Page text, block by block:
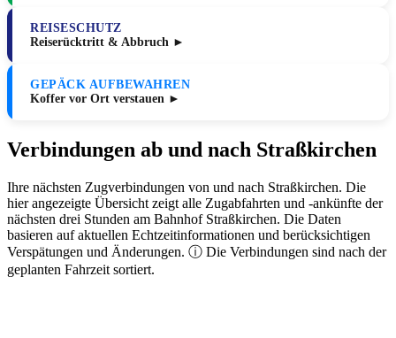
REISESCHUTZ
Reiserücktritt & Abbruch ►
GEPÄCK AUFBEWAHREN
Koffer vor Ort verstauen ►
Verbindungen ab und nach Straßkirchen
Ihre nächsten Zugverbindungen von und nach Straßkirchen. Die
hier angezeigte Übersicht zeigt alle Zugabfahrten und -ankünfte der
nächsten drei Stunden am Bahnhof Straßkirchen. Die Daten
basieren auf aktuellen Echtzeitinformationen und berücksichtigen
Verspätungen und Änderungen. ⓘ Die Verbindungen sind nach der
geplanten Fahrzeit sortiert.